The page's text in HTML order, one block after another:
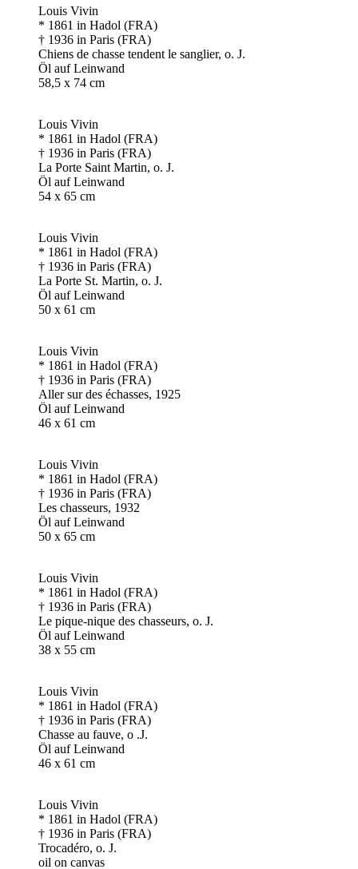
Louis Vivin
* 1861 in Hadol (FRA)
† 1936 in Paris (FRA)
Chiens de chasse tendent le sanglier, o. J.
Öl auf Leinwand
58,5 x 74 cm
Louis Vivin
* 1861 in Hadol (FRA)
† 1936 in Paris (FRA)
La Porte Saint Martin, o. J.
Öl auf Leinwand
54 x 65 cm
Louis Vivin
* 1861 in Hadol (FRA)
† 1936 in Paris (FRA)
La Porte St. Martin, o. J.
Öl auf Leinwand
50 x 61 cm
Louis Vivin
* 1861 in Hadol (FRA)
† 1936 in Paris (FRA)
Aller sur des échasses, 1925
Öl auf Leinwand
46 x 61 cm
Louis Vivin
* 1861 in Hadol (FRA)
† 1936 in Paris (FRA)
Les chasseurs, 1932
Öl auf Leinwand
50 x 65 cm
Louis Vivin
* 1861 in Hadol (FRA)
† 1936 in Paris (FRA)
Le pique-nique des chasseurs, o. J.
Öl auf Leinwand
38 x 55 cm
Louis Vivin
* 1861 in Hadol (FRA)
† 1936 in Paris (FRA)
Chasse au fauve, o .J.
Öl auf Leinwand
46 x 61 cm
Louis Vivin
* 1861 in Hadol (FRA)
† 1936 in Paris (FRA)
Trocadéro, o. J.
oil on canvas